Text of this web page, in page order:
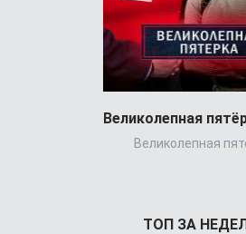
Великолепная
ТОП ЗА